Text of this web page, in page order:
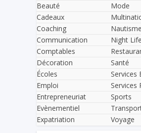
Beauté
Cadeaux
Coaching
Communication
Comptables
Décoration
Écoles
Emploi
Entrepreneuriat
Evènementiel
Expatriation
Mode
Nautisme
Night Life
Santé
Services
Services
Sports
Voyage